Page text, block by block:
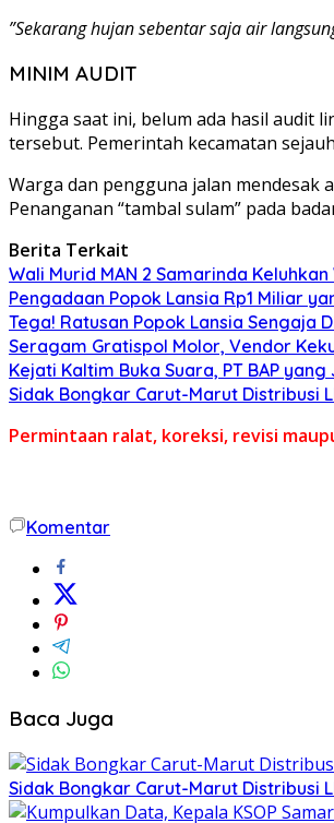
​”Sekarang hujan sebentar saja air
​MINIM AUDIT
​Hingga saat ini, belum ada hasil audit
tersebut. Pemerintah kecamatan
​Warga dan pengguna jalan mendesak
Penanganan “tambal sulam” pada
Berita Terkait
Wali Murid MAN 2 Samarinda
Pengadaan Popok Lansia Rp1 Miliar
Tega! Ratusan Popok Lansia Sengaja
Seragam Gratispol Molor, Vendor
Kejati Kaltim Buka Suara, PT BAP
Sidak Bongkar Carut-Marut Distribusi
Permintaan ralat, koreksi, revisi
Komentar
Baca Juga
Sidak Bongkar Carut-Marut Distribusi